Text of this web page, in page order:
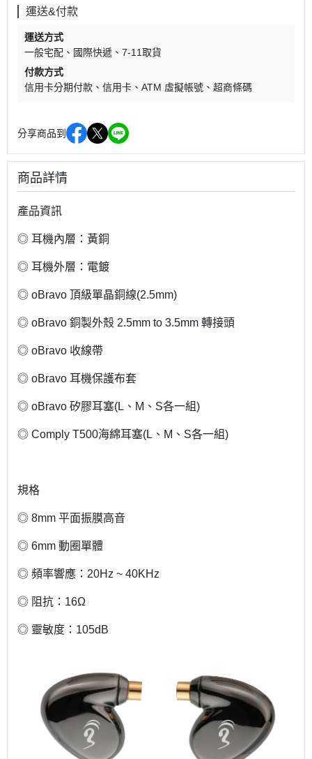
運送&付款
運送方式
一般宅配
國際快遞
7-11取貨
付款方式
信用卡分期付款
信用卡 ATM 虛擬帳號 超商條碼
分享商品到
商品詳情
產品資訊
◎ 耳機內層：黃銅
◎ 耳機外層：電鍍
◎ oBravo 頂級單晶銅線(2.5mm)
◎ oBravo 銅製外殼 2.5mm to 3.5mm 轉接頭
◎ oBravo 收線帶
◎ oBravo 耳機保護布套
◎ oBravo 矽膠耳塞(L、M、S各一組)
◎ Comply T500海綿耳塞(L、M、S各一組)
規格
◎ 8mm 平面振膜高音
◎ 6mm 動圈單體
◎ 頻率響應：20Hz ~ 40KHz
◎ 阻抗：16Ω
◎ 靈敏度：105dB